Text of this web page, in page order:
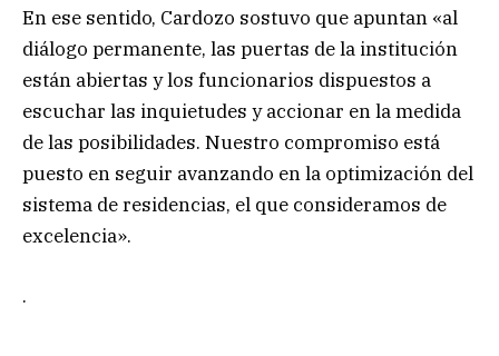
En ese sentido, Cardozo sostuvo que apuntan «al
diálogo permanente, las puertas de la institución
están abiertas y los funcionarios dispuestos a
escuchar las inquietudes y accionar en la medida
de las posibilidades. Nuestro compromiso está
puesto en seguir avanzando en la optimización del
sistema de residencias, el que consideramos de
excelencia».
.